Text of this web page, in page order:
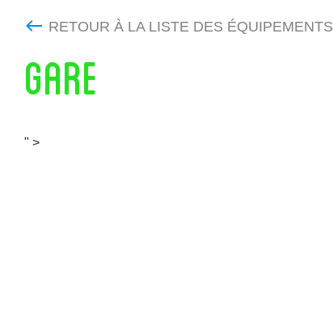
RETOUR À LA LISTE DES ÉQUIPEMENTS
GARE
" >